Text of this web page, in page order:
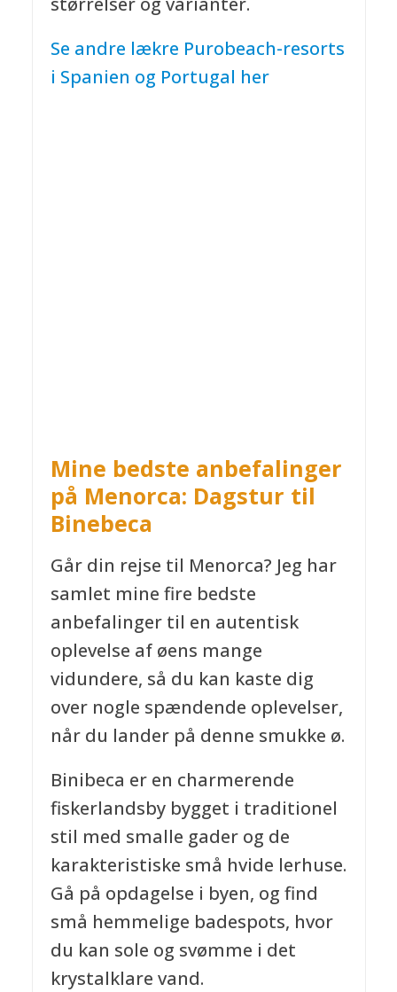
Se andre lækre Purobeach-resorts
i Spanien og Portugal her
Mine bedste anbefalinger
på Menorca: Dagstur til
Binebeca
Går din rejse til Menorca? Jeg har
samlet mine fire bedste
anbefalinger til en autentisk
oplevelse af øens mange
vidundere, så du kan kaste dig
over nogle spændende oplevelser,
når du lander på denne smukke ø.
Binibeca er en charmerende
fiskerlandsby bygget i traditionel
stil med smalle gader og de
karakteristiske små hvide lerhuse.
Gå på opdagelse i byen, og find
små hemmelige badespots, hvor
du kan sole og svømme i det
krystalklare vand.